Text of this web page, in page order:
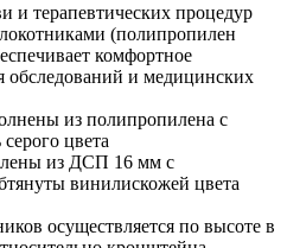
и терапевтических процедур
(полипропилен
комфортное
обследований и медицинских
из полипропилена с
цвета
из ДСП 16 мм с
винилискожей цвета
осуществляется по высоте в